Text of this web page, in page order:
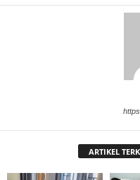
ARTIKEL